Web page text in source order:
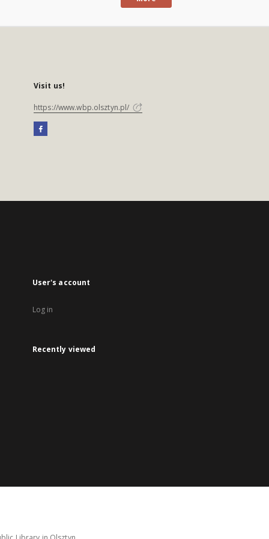
Visit us!
https://www.wbp.olsztyn.pl/
User's account
Log in
Recently viewed